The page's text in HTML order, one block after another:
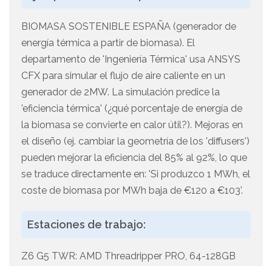
BIOMASA SOSTENIBLE ESPAÑA (generador de
energía térmica a partir de biomasa). El
departamento de 'Ingeniería Térmica' usa ANSYS
CFX para simular el flujo de aire caliente en un
generador de 2MW. La simulación predice la
'eficiencia térmica' (¿qué porcentaje de energía de
la biomasa se convierte en calor útil?). Mejoras en
el diseño (ej. cambiar la geometría de los 'diffusers')
pueden mejorar la eficiencia del 85% al 92%, lo que
se traduce directamente en: 'Si produzco 1 MWh, el
coste de biomasa por MWh baja de €120 a €103'.
Estaciones de trabajo:
Z6 G5 TWR: AMD Threadripper PRO, 64-128GB